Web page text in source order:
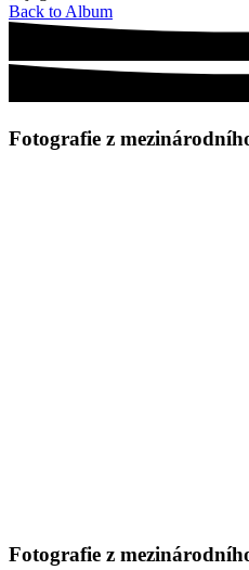
Back to Album
Fotografie z
Fotografie z